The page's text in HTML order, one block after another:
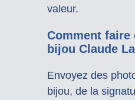
valeur.
Comment faire
bijou Claude
Envoyez des
bijou, de la